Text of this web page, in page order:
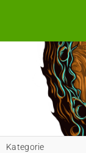
Kategorie